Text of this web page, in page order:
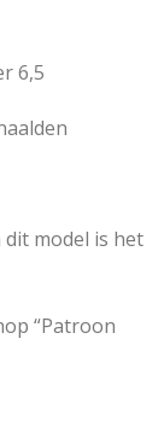
6,5
model is het
“Patroon